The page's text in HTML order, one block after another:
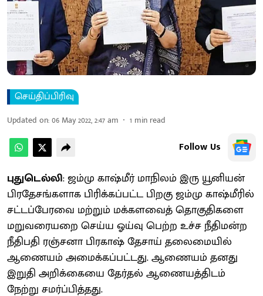
செய்திப்பிரிவு
Updated on:06 May 2022, 2:47 am 1 min read
Follow Us
புதுடெல்லி: ஜம்மு காஷ்மீர் மாநிலம் இரு யூனியன்
பிரதேசங்களாக பிரிக்கப்பட்ட பிறகு ஜம்மு காஷ்மீரில்
சட்டப்பேரவை மற்றும் மக்களவைத் தொகுதிகளை
மறுவரையறை செய்ய ஓய்வு பெற்ற உச்ச நீதிமன்ற
நீதிபதி ரஞ்சனா பிரகாஷ் தேசாய் தலைமையில்
ஆணையம் அமைக்கப்பட்டது. ஆணையம் தனது
இறுதி அறிக்கையை தேர்தல் ஆணையத்திடம்
நேற்று சமர்ப்பித்தது.